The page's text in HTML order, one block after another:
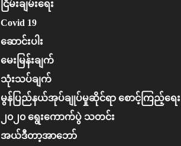
ငြိမ်းချမ်းရေး
Covid 19
ဆောင်းပါး
မေးမြန်းချက်
သုံးသပ်ချက်
မွန်ပြည်နယ်အုပ်ချုပ်မှုဆိုင်ရာ စောင့်ကြည့်ရေး
၂၀၂၀ ရွေးကောက်ပွဲ သတင်း
အယ်ဒီတာ့အာဘော်